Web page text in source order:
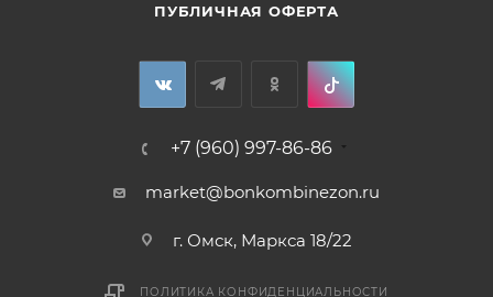
ПУБЛИЧНАЯ ОФЕРТА
+7 (960) 997-86-86
market@bonkombinezon.ru
г. Омск, Маркса 18/22
ПОЛИТИКА КОНФИДЕНЦИАЛЬНОСТИ